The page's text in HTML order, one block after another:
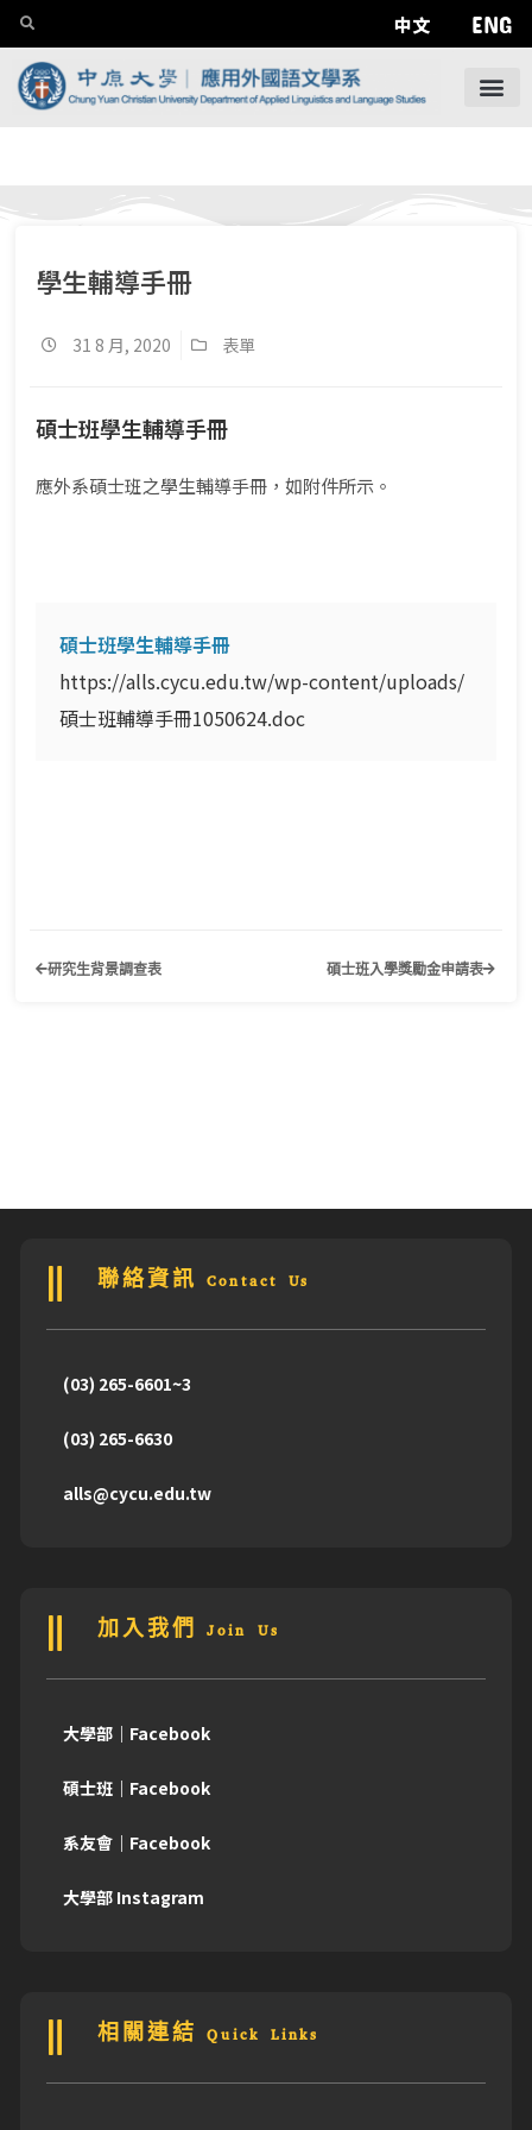
中文 ENG
學生輔導手冊
31 8 月, 2020 表單
碩士班學生輔導手冊
應外系碩士班之學生輔導手冊，如附件所示。
碩士班學生輔導手冊
https://alls.cycu.edu.tw/wp-content/uploads/
碩士班輔導手冊1050624.doc
研究生背景調查表 碩士班入學獎勵金申請表
聯絡資訊 Contact Us
(03) 265-6601~3
(03) 265-6630
alls@cycu.edu.tw
加入我們 Join Us
大學部｜Facebook
碩士班｜Facebook
系友會｜Facebook
大學部 Instagram
相關連結 Quick Links